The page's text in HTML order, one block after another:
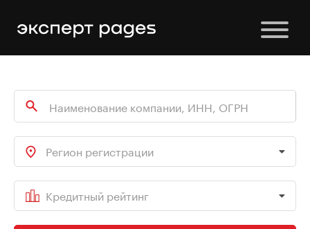
Регион регистрации
Кредитный рейтинг